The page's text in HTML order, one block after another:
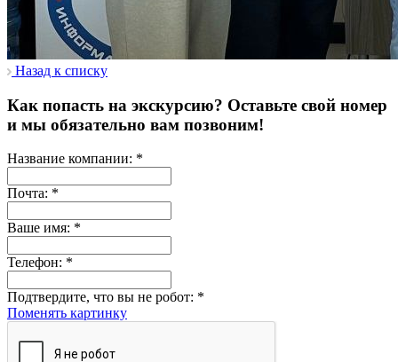
Назад к списку
Как попасть на экскурсию? Оставьте свой номер
и мы обязательно вам позвоним!
Название компании: *
Почта: *
Ваше имя: *
Телефон: *
Подтвердите, что вы не робот: *
Поменять картинку